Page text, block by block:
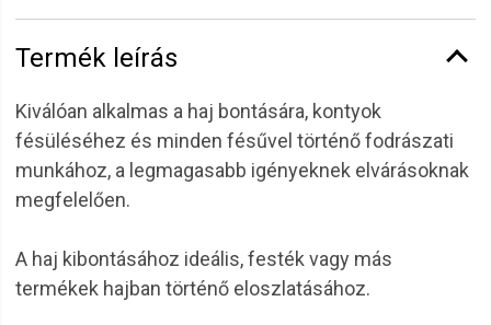
Termék leírás
Kiválóan alkalmas a haj bontására, kontyok
fésüléséhez és minden fésűvel történő fodrászati
munkához, a legmagasabb igényeknek elvárásoknak
megfelelően.
A haj kibontásához ideális, festék vagy más
termékek hajban történő eloszlatásához.